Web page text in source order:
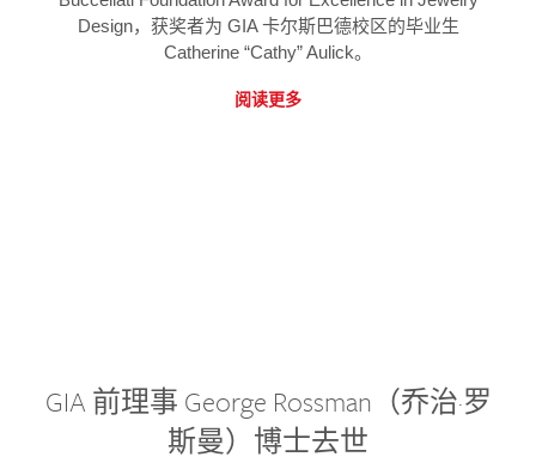
Design，获奖者为 GIA 卡尔斯巴德校区的毕业生
Catherine “Cathy” Aulick。
阅读更多
GIA 前理事 George Rossman（乔治·罗
斯曼）博士去世